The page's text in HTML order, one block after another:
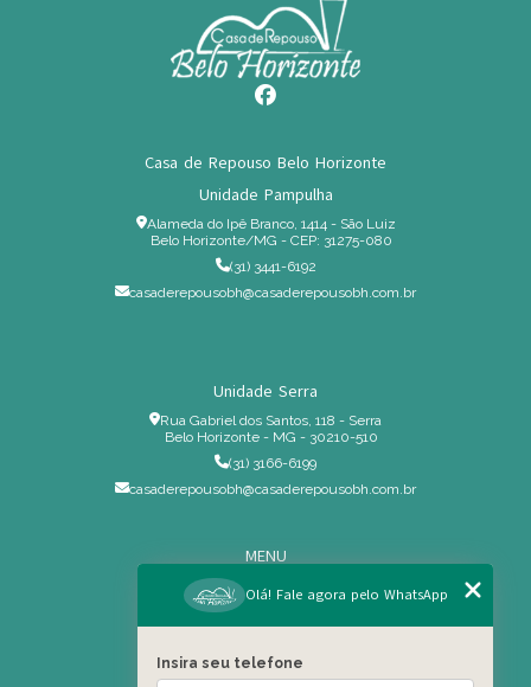
Casa de Repouso Belo Horizonte
Unidade Pampulha
Alameda do Ipê Branco, 1414 - São Luiz
Belo Horizonte/MG - CEP: 31275-080
(31) 3441-6192
casaderepousobh@casaderepousobh.com.br
Unidade Serra
Rua Gabriel dos Santos, 118 - Serra
Belo Horizonte - MG - 30210-510
(31) 3166-6199
casaderepousobh@casaderepousobh.com.br
MENU
Home
Institucional
Serviços Especiais
Olá! Fale agora pelo WhatsApp
Insira seu telefone